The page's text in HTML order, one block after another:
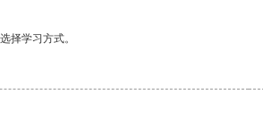
择学习方式。